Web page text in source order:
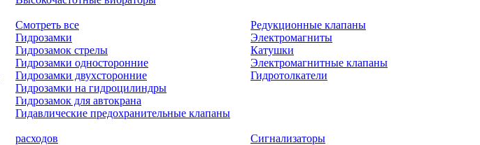
Смотреть все
Гидрозамки
Гидрозамок стрелы
Гидрозамки односторонние
Гидрозамки двухсторонние
Гидрозамки на гидроцилиндры
Гидрозамок для автокрана
Гидавлические предохранительные клапаны
Редукционные клапаны
Электромагниты
Катушки
Электромагнитные клапаны
Гидротолкатели
расходов
Сигнализаторы